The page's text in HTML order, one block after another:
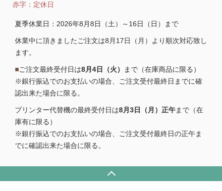
赤字：定休日
夏季休業日：2026年8月8日（土）～16日（日）まで
休業中に頂きましたご注文は8月17日（月）より順次対応致し
ます。
■ご注文最終受付日は8月4日（火）
まで（在庫商品に限る）
※銀行振込でのお支払いの場合、ご注文受付最終日までに確
認出来た場合に限る。
プリンター代替機の最終受付日は8月3日（月）正午まで（在
庫有に限る）
※銀行振込でのお支払いの場合、ご注文受付最終日の正午ま
でに確認出来た場合に限る。